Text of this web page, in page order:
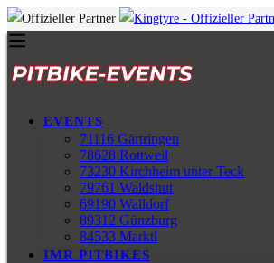
EVENTS
71116 Gärtringen
78628 Rottweil
73230 Kirchheim unter Teck
79761 Waldshut
69190 Walldorf
89312 Günzburg
84533 Marktl
IMR PITBIKES